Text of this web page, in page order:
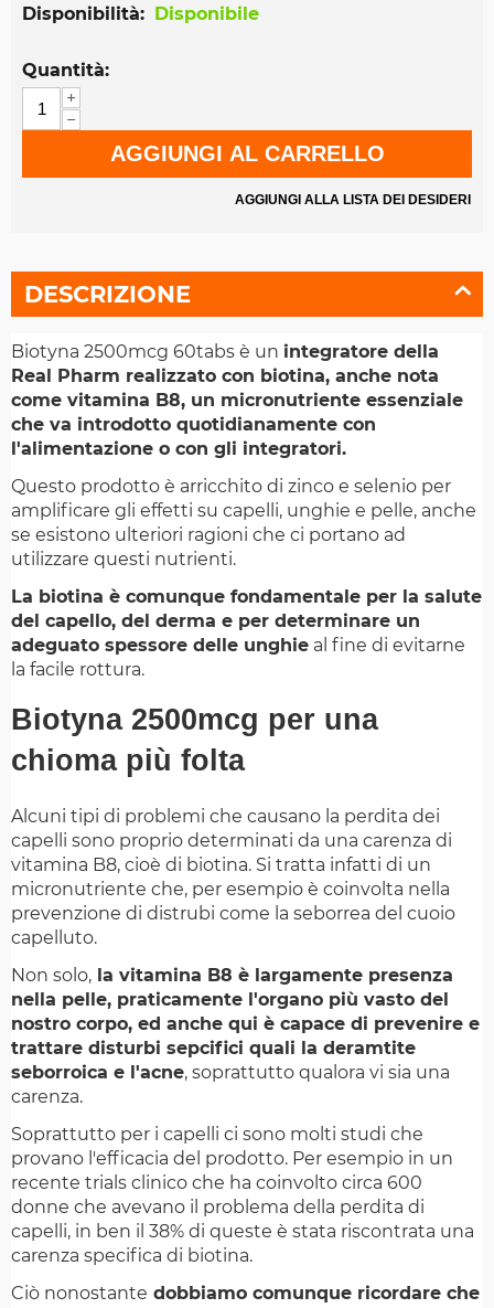
Disponibilità: Disponibile
Quantità:
+
−
AGGIUNGI AL CARRELLO
AGGIUNGI ALLA LISTA DEI DESIDERI
DESCRIZIONE
Biotyna 2500mcg 60tabs è un integratore della
Real Pharm realizzato con biotina, anche nota
come vitamina B8, un micronutriente essenziale
che va introdotto quotidianamente con
l'alimentazione o con gli integratori.
Questo prodotto è arricchito di zinco e selenio per
amplificare gli effetti su capelli, unghie e pelle, anche
se esistono ulteriori ragioni che ci portano ad
utilizzare questi nutrienti.
La biotina è comunque fondamentale per la salute
del capello, del derma e per determinare un
adeguato spessore delle unghie al fine di evitarne
la facile rottura.
Biotyna 2500mcg per una
chioma più folta
Alcuni tipi di problemi che causano la perdita dei
capelli sono proprio determinati da una carenza di
vitamina B8, cioè di biotina. Si tratta infatti di un
micronutriente che, per esempio è coinvolta nella
prevenzione di distrubi come la seborrea del cuoio
capelluto.
Non solo, la vitamina B8 è largamente presenza
nella pelle, praticamente l'organo più vasto del
nostro corpo, ed anche qui è capace di prevenire e
trattare disturbi sepcifici quali la deramtite
seborroica e l'acne, soprattutto qualora vi sia una
carenza.
Soprattutto per i capelli ci sono molti studi che
provano l'efficacia del prodotto. Per esempio in un
recente trials clinico che ha coinvolto circa 600
donne che avevano il problema della perdita di
capelli, in ben il 38% di queste è stata riscontrata una
carenza specifica di biotina.
Ciò nonostante dobbiamo comunque ricordare che